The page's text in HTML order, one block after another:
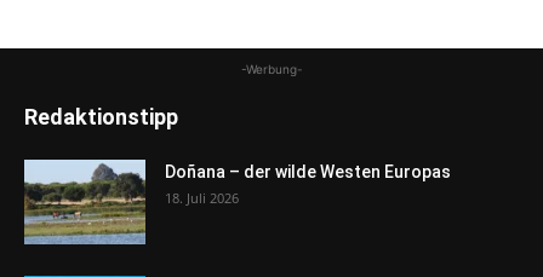
-Werbung-
Redaktionstipp
Doñana – der wilde Westen Europas
18. Juli 2026